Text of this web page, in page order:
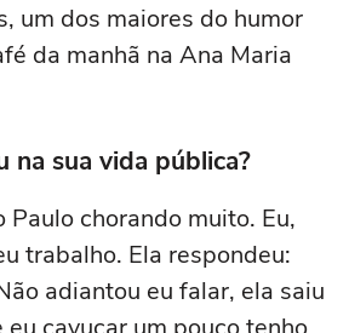
um dos maiores do humor
da manhã na Ana Maria
na sua vida pública?
chorando muito. Eu,
trabalho. Ela respondeu:
adiantou eu falar, ela saiu